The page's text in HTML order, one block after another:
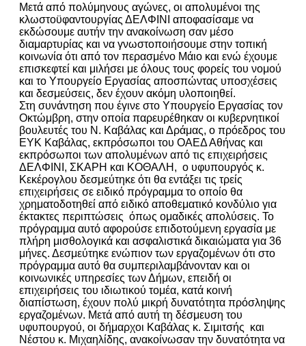
Μετά από πολύμηνους αγώνες, οι απολυμένοι της
κλωστοϋφαντουργίας ΔΕΛΦΙΝΙ αποφασίσαμε να
εκδώσουμε αυτήν την ανακοίνωση σαν μέσο
διαμαρτυρίας και να γνωστοποιήσουμε στην τοπική
κοινωνία ότι από τον περασμένο Μάιο και ενώ έχουμε
επισκεφτεί και μιλήσει με όλους τους φορείς του νομού
και το Υπουργείο Εργασίας αποσπώντας υποσχέσεις
και δεσμεύσεις, δεν έχουν ακόμη υλοποιηθεί.
Στη συνάντηση που έγινε στο Υπουργείο Εργασίας τον
Οκτώμβρη, στην οποία παρευρέθηκαν οι κυβερνητικοί
βουλευτές του Ν. Καβάλας και Δράμας, ο πρόεδρος του
ΕΥΚ Καβάλας, εκπρόσωποι του ΟΑΕΔ Αθήνας και
εκπρόσωποι των απολυμένων από τις επιχειρήσεις
ΔΕΛΦΙΝΙ, ΣΚΑΡΗ και ΚΟΘΑΛΗ, ο υφυπουργός κ.
Κεκέρογλου δεσμεύτηκε ότι θα εντάξει τις τρείς
επιχειρήσεις σε ειδικό πρόγραμμα το οποίο θα
χρηματοδοτηθεί από ειδικό αποθεματικό κονδύλιο για
έκτακτες περιπτώσεις όπως ομαδικές απολύσεις. Το
πρόγραμμα αυτό αφορούσε επιδοτούμενη εργασία με
πλήρη μισθολογικά και ασφαλιστικά δικαιώματα για 36
μήνες. Δεσμεύτηκε ενώπιον των εργαζομένων ότι στο
πρόγραμμα αυτό θα συμπεριλαμβάνονταν και οι
κοινωνικές υπηρεσίες των Δήμων, επειδή οι
επιχειρήσεις του ιδιωτικού τομέα, κατά κοινή
διαπίστωση, έχουν πολύ μικρή δυνατότητα πρόσληψης
εργαζομένων. Μετά από αυτή τη δέσμευση του
υφυπουργού, οι δήμαρχοι Καβάλας κ. Σιμιτσής και
Νέστου κ. Μιχαηλίδης, ανακοίνωσαν την δυνατότητα να